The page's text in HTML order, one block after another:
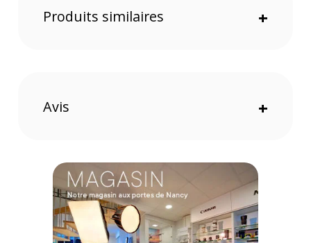
sur le prix TTC en €, les points seront effectivement calculés dans le
Produits similaires +
Avis +